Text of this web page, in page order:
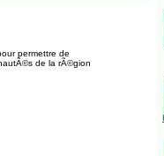
permettre de
de la rÃ©gion